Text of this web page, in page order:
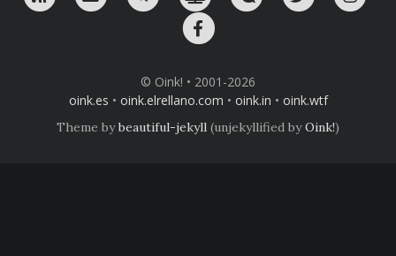
© Oink! • 2001-2026
oink.es • oink.elrellano.com • oink.in • oink.wtf
Theme bybeautiful-jekyll (unjekyllified byOink!)